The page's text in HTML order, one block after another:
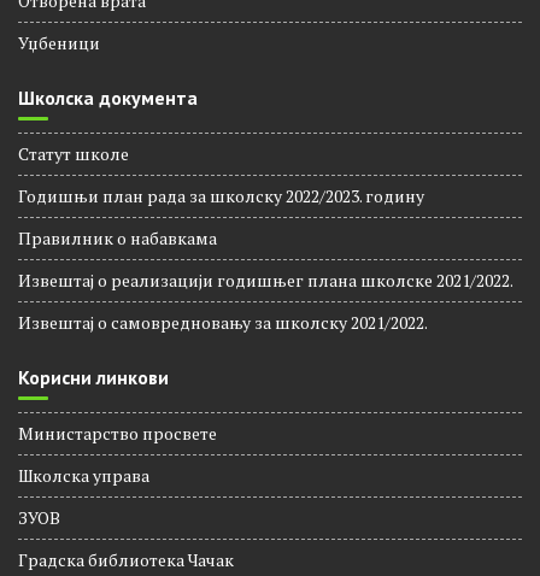
Уџбеници
Школска документа
Статут школе
Годишњи план рада за школску 2022/2023. годину
Правилник о набавкама
Извештај о реализацији годишњег плана школске 2021/2022.
Извештај о самовредновању за школску 2021/2022.
Корисни линкови
Министарство просвете
Школска управа
ЗУОВ
Градска библиотека Чачак